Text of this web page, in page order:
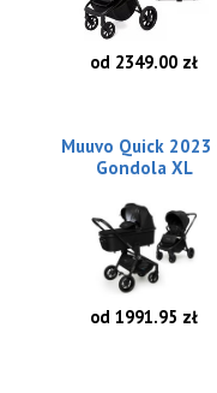
od 2349.00 zł
Muuvo Quick 2023
Gondola XL
od 1991.95 zł